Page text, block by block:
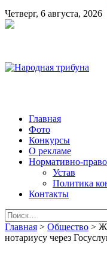
Четверг, 6 августа, 2026
Народная трибуна
Калининская районная
Главная
Фото
Конкурсы
О рекламе
Нормативно-
Устав
Политика
Контакты
Найти:
Главная > Общество >
нотариусу через